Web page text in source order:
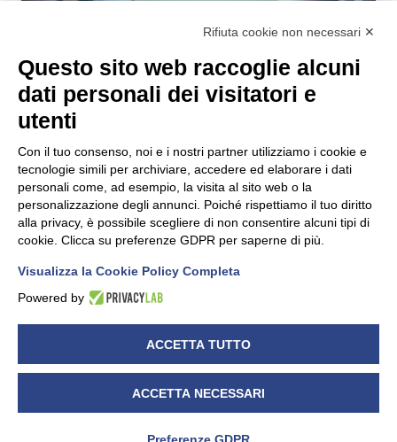
NEWS
Data Protection Day
01/02/2023
è una divisione Sistemi Tre s.r.l. – P.IVA 01764450043 –
Rifiuta cookie non necessari ✕
Questo sito web raccoglie alcuni
dati personali dei visitatori e
utenti
Con il tuo consenso, noi e i nostri partner utilizziamo i cookie e
tecnologie simili per archiviare, accedere ed elaborare i dati
personali come, ad esempio, la visita al sito web o la
personalizzazione degli annunci. Poiché rispettiamo il tuo diritto
alla privacy, è possibile scegliere di non consentire alcuni tipi di
cookie. Clicca su preferenze GDPR per saperne di più.
Visualizza la Cookie Policy Completa
Powered by
ACCETTA TUTTO
ACCETTA NECESSARI